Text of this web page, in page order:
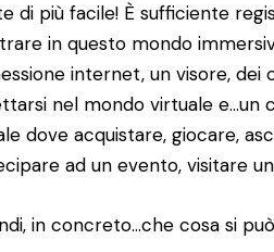
di più facile! È sufficiente
in questo mondo
internet, un visore,
nel mondo virtuale e…un
dove acquistare, giocare,
ad un evento, visitare
in concreto…che cosa si